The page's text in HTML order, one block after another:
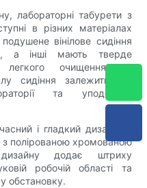
лабораторні табурети з
в різних матеріалах
вінілове сидіння
а інші мають тверде
легкого очищення та
сидіння залежить від
та уподобань
і гладкий дизайн, є
з полірованою хромованою
додає штриху
робочій області та
обстановку.